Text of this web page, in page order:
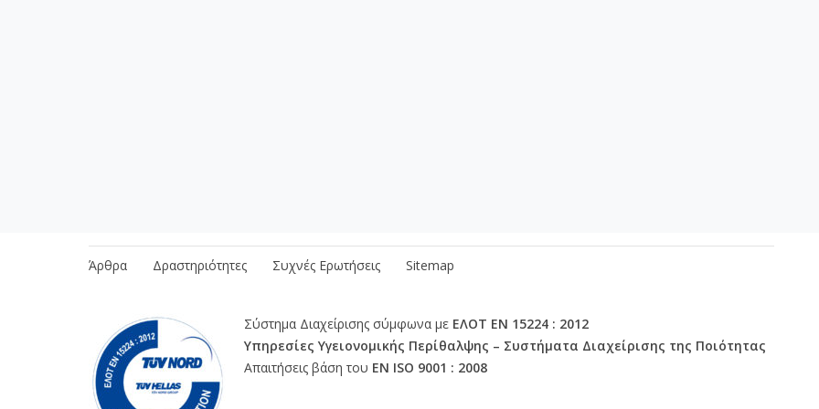
Άρθρα Δραστηριότητες Συχνές Ερωτήσεις Sitemap
Σύστημα Διαχείρισης σύμφωνα με ΕΛΟΤ ΕΝ 15224 : 2012
Υπηρεσίες Υγειονομικής Περίθαλψης – Συστήματα Διαχείρισης της Ποιότητας
Απαιτήσεις βάση του ΕΝ ISO 9001 : 2008